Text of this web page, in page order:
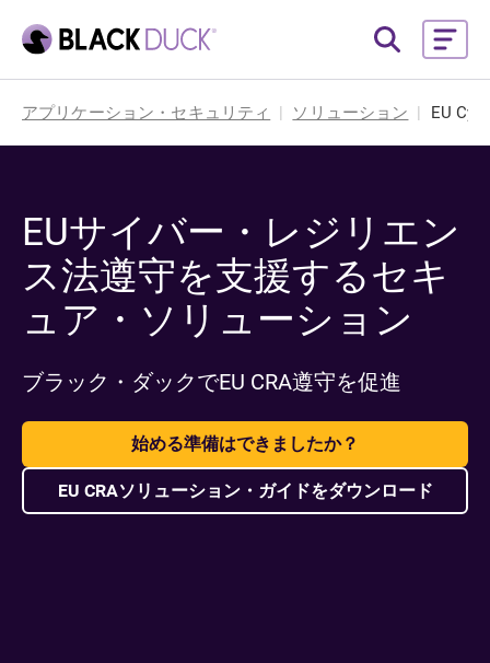
アプリケーション・セキュリティ ソリューション EU
EUサイバー・レジリエン
ス法遵守を支援するセキ
ュア・ソリューション
ブラック・ダックでEU CRA遵守を促進
始める準備はできましたか？
EU CRAソリューション・ガイドをダウンロード